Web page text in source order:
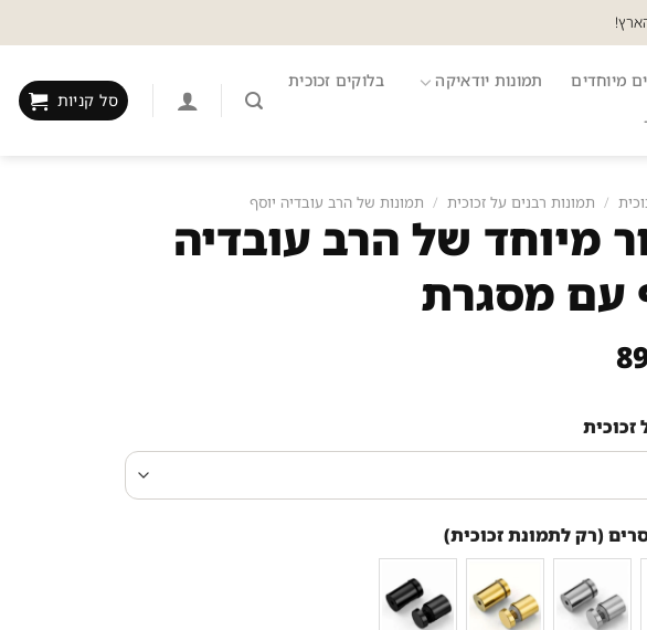
מיוחדים תמונות יודאיקה בלוקים זכוכית
סל קניות
/ תמונות רבנים על זכוכית / תמונות של הרב עובדיה יוסף
מיוחד של הרב עובדיה
עם מסגרת
(רק לתמונת זכוכית)